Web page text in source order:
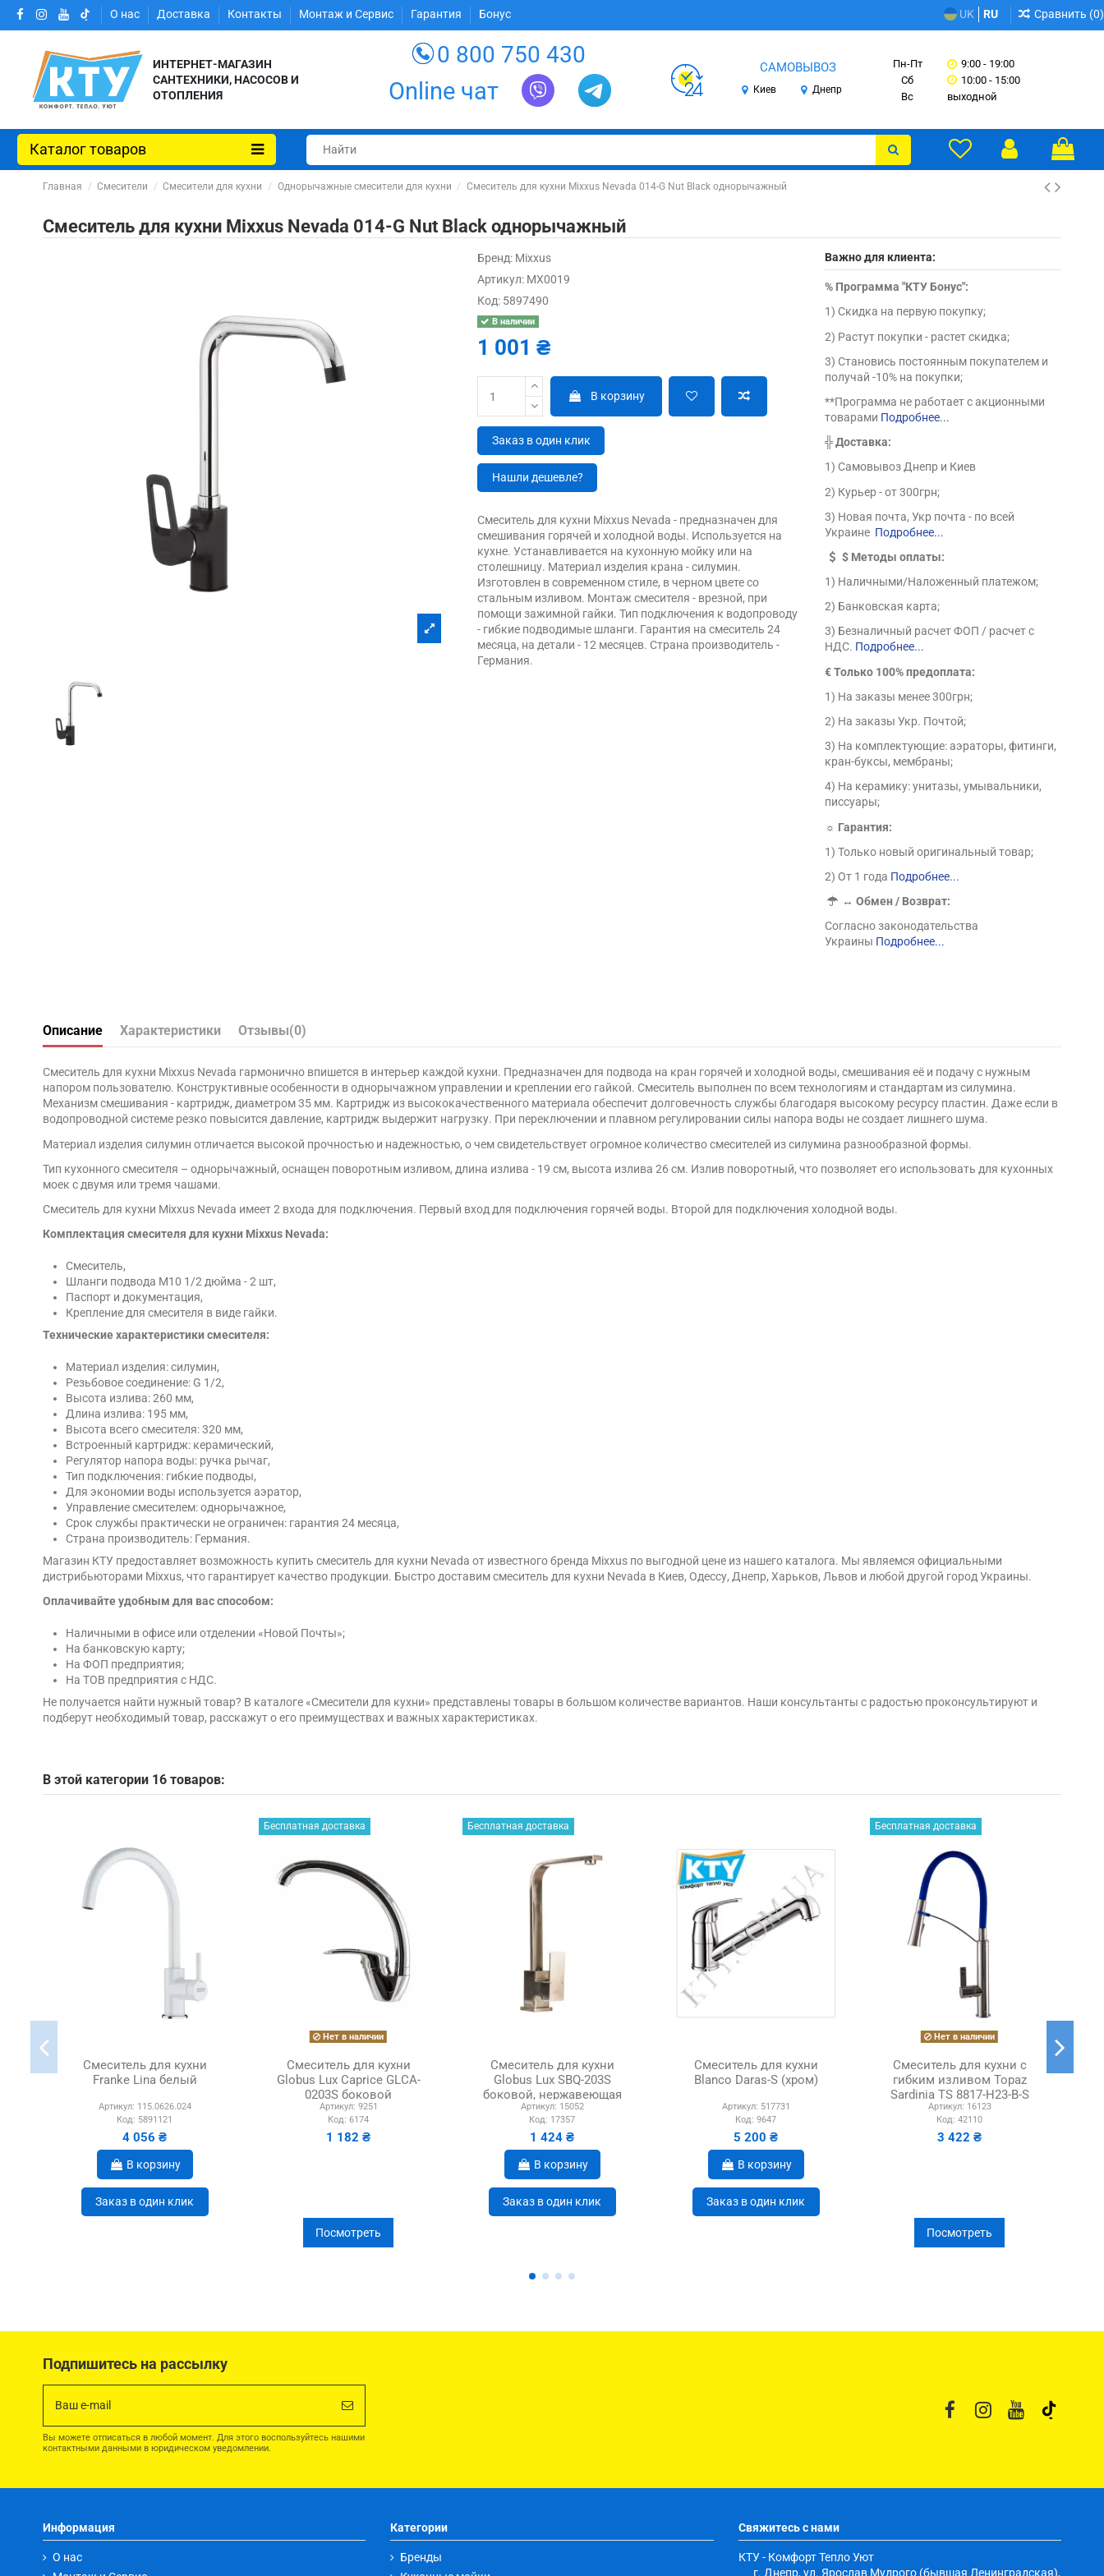
О нас Доставка Контакты Монтаж и Сервис Гарантия Бонус UK RU Сравнить (0)
ИНТЕРНЕТ-МАГАЗИН
САНТЕХНИКИ, НАСОСОВ И
ОТОПЛЕНИЯ
0 800 750 430
Online чат
САМОВЫВОЗ
Киев Днепр
Пн-Пт
Сб
Вс
9:00 - 19:00
10:00 - 15:00
выходной
Каталог товаров
Главная Смесители Смесители для кухни Однорычажные смесители для кухни Смеситель для кухни Mixxus Nevada 014-G Nut Black однорычажный
Смеситель для кухни Mixxus Nevada 014-G Nut Black однорычажный
Бренд: Mixxus
Артикул: MX0019
Код: 5897490
В наличии
1 001 ₴
В корзину
Заказ в один клик
Нашли дешевле?
Смеситель для кухни Mixxus Nevada - предназначен для
смешивания горячей и холодной воды. Используется на
кухне. Устанавливается на кухонную мойку или на
столешницу. Материал изделия крана - силумин.
Изготовлен в современном стиле, в черном цвете со
стальным изливом. Монтаж смесителя - врезной, при
помощи зажимной гайки. Тип подключения к водопроводу
- гибкие подводимые шланги. Гарантия на смеситель 24
месяца, на детали - 12 месяцев. Страна производитель -
Германия.
Важно для клиента:
% Программа "КТУ Бонус":
1) Скидка на первую покупку;
2) Растут покупки - растет скидка;
3) Становись постоянным покупателем и
получай -10% на покупки;
**Программа не работает с акционными
товарами Подробнее...
╬Доставка:
1) Самовывоз Днепр и Киев
2) Курьер - от 300грн;
3) Новая почта, Укр почта - по всей
Украине Подробнее...
$ Методы оплаты:
1) Наличными/Наложенный платежом;
2) Банковская карта;
3) Безналичный расчет ФОП / расчет с
НДС. Подробнее...
€ Только 100% предоплата:
1) На заказы менее 300грн;
2) На заказы Укр. Почтой;
3) На комплектующие: аэраторы, фитинги,
кран-буксы, мембраны;
4) На керамику: унитазы, умывальники,
писсуары;
☼ Гарантия:
1) Только новый оригинальный товар;
2) От 1 года Подробнее...
↔Обмен / Возврат:
Согласно законодательства
Украины Подробнее...
Описание Характеристики Отзывы(0)
Смеситель для кухни Mixxus Nevada гармонично впишется в интерьер каждой кухни. Предназначен для подвода на кран горячей и холодной воды, смешивания её и подачу с нужным
напором пользователю. Конструктивные особенности в однорычажном управлении и креплении его гайкой. Смеситель выполнен по всем технологиям и стандартам из силумина.
Механизм смешивания - картридж, диаметром 35 мм. Картридж из высококачественного материала обеспечит долговечность службы благодаря высокому ресурсу пластин. Даже если в
водопроводной системе резко повысится давление, картридж выдержит нагрузку. При переключении и плавном регулировании силы напора воды не создает лишнего шума.
Материал изделия силумин отличается высокой прочностью и надежностью, о чем свидетельствует огромное количество смесителей из силумина разнообразной формы.
Тип кухонного смесителя – однорычажный, оснащен поворотным изливом, длина излива - 19 см, высота излива 26 см. Излив поворотный, что позволяет его использовать для кухонных
моек с двумя или тремя чашами.
Смеситель для кухни Mixxus Nevada имеет 2 входа для подключения. Первый вход для подключения горячей воды. Второй для подключения холодной воды.
Комплектация смесителя для кухни Mixxus Nevada:
Смеситель,
Шланги подвода М10 1/2 дюйма - 2 шт,
Паспорт и документация,
Крепление для смесителя в виде гайки.
Технические характеристики смесителя:
Материал изделия: силумин,
Резьбовое соединение: G 1/2,
Высота излива: 260 мм,
Длина излива: 195 мм,
Высота всего смесителя: 320 мм,
Встроенный картридж: керамический,
Регулятор напора воды: ручка рычаг,
Тип подключения: гибкие подводы,
Для экономии воды используется аэратор,
Управление смесителем: однорычажное,
Срок службы практически не ограничен: гарантия 24 месяца,
Страна производитель: Германия.
Магазин КТУ предоставляет возможность купить смеситель для кухни Nevada от известного бренда Mixxus по выгодной цене из нашего каталога. Мы являемся официальными
дистрибьюторами Mixxus, что гарантирует качество продукции. Быстро доставим смеситель для кухни Nevada в Киев, Одессу, Днепр, Харьков, Львов и любой другой город Украины.
Оплачивайте удобным для вас способом:
Наличными в офисе или отделении «Новой Почты»;
На банковскую карту;
На ФОП предприятия;
На ТОВ предприятия с НДС.
Не получается найти нужный товар? В каталоге «Смесители для кухни» представлены товары в большом количестве вариантов. Наши консультанты с радостью проконсультируют и
подберут необходимый товар, расскажут о его преимуществах и важных характеристиках.
В этой категории 16 товаров:
Смеситель для кухни
Franke Lina белый
Артикул: 115.0626.024
Код: 5891121
4 056 ₴
В корзину
Заказ в один клик
Бесплатная доставка
Нет в наличии
Смеситель для кухни
Globus Lux Caprice GLCA-
0203S боковой
Артикул: 9251
Код: 6174
1 182 ₴
Посмотреть
Бесплатная доставка
Смеситель для кухни
Globus Lux SBQ-203S
боковой, нержавеющая
сталь
Артикул: 15052
Код: 17357
1 424 ₴
В корзину
Заказ в один клик
Смеситель для кухни
Blanco Daras-S (хром)
Артикул: 517731
Код: 9647
5 200 ₴
В корзину
Заказ в один клик
Бесплатная доставка
Нет в наличии
Смеситель для кухни с
гибким изливом Topaz
Sardinia TS 8817-H23-B-S
синий гофрогусак
Артикул: 16123
Код: 42110
3 422 ₴
Посмотреть
Подпишитесь на рассылку
Вы можете отписаться в любой момент. Для этого воспользуйтесь нашими
контактными данными в юридическом уведомлении.
Информация
О нас
Категории
Бренды
Свяжитесь с нами
КТУ - Комфорт Тепло Уют
г. Днепр, ул. Ярослав Мудрого (бывшая Ленинградская),